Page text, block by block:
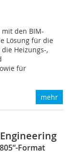
den BIM-
Lösung für die
Heizungs-,
für
mehr
Format